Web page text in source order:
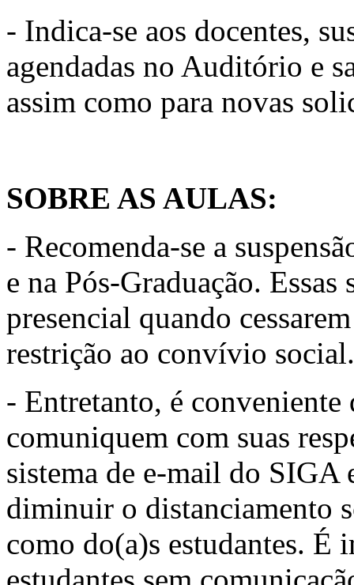
- Indica-se aos docentes,
agendadas no Auditório e
assim como para novas
SOBRE AS AULAS:
- Recomenda-se a
e na Pós-Graduação. Essas
presencial quando
restrição ao convívio social.
- Entretanto, é conveniente
comuniquem com suas
sistema de e-mail do SIGA
diminuir o distanciamento
como do(a)s estudantes. É